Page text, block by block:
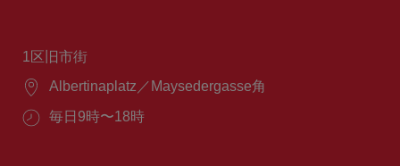
1区旧市街
場
Albertinaplatz／Maysedergasse角
営
毎日9時〜18時